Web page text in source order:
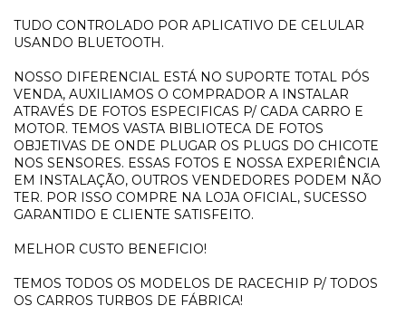
TUDO CONTROLADO POR APLICATIVO DE CELULAR
USANDO BLUETOOTH.
NOSSO DIFERENCIAL ESTÁ NO SUPORTE TOTAL PÓS
VENDA, AUXILIAMOS O COMPRADOR A INSTALAR
ATRAVÉS DE FOTOS ESPECIFICAS P/ CADA CARRO E
MOTOR. TEMOS VASTA BIBLIOTECA DE FOTOS
OBJETIVAS DE ONDE PLUGAR OS PLUGS DO CHICOTE
NOS SENSORES. ESSAS FOTOS E NOSSA EXPERIÊNCIA
EM INSTALAÇÃO, OUTROS VENDEDORES PODEM NÃO
TER. POR ISSO COMPRE NA LOJA OFICIAL, SUCESSO
GARANTIDO E CLIENTE SATISFEITO.
MELHOR CUSTO BENEFICIO!
TEMOS TODOS OS MODELOS DE RACECHIP P/ TODOS
OS CARROS TURBOS DE FÁBRICA!